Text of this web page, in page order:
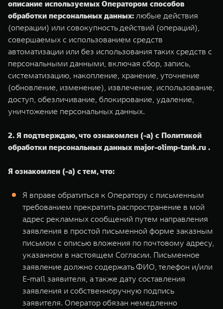
описание используемых Оператором способов
обработки персональных данных: любые действия
(операции) или совокупность действий (операций),
совершаемых с использованием средств
автоматизации или без использования таких средств с
персональными данными, включая сбор, запись,
систематизацию, накопление, хранение, уточнение
(обновление, изменение), извлечение, использование,
доступ, обезличивание, блокирование, удаление,
уничтожение персональных данных.
2. Я подтверждаю, что ознакомлен (-а) с Политикой
обработки персональных данных major-olimp-tank.ru .
Я ознакомлен (-а) с тем, что:
Я вправе обратиться к Оператору с письменным
требованием прекратить распространение в мой
адрес рекламных сообщений путем направления
заявления в простой письменной форме заказным
письмом с описью вложения по почтовому адресу,
указанном в настоящем Согласии. Письменное
заявление должно содержать ФИО, телефон и/или
E-mail заявителя, а также дату составления
заявления и собственноручную подпись
заявителя. Оператор обязан немедленно